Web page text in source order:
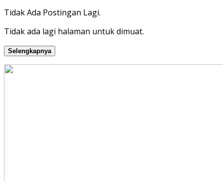
Tidak Ada Postingan Lagi.
Tidak ada lagi halaman untuk dimuat.
Selengkapnya